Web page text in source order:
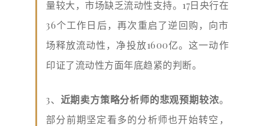
量较大，市场缺乏流动性支持。17日央行在
36个工作日后，再次重启了逆回购，向市
场释放流动性，净投放1600亿。这一动作
印证了流动性方面年底趋紧的判断。
3、 近期卖方策略分析师的悲观预期较浓。
部分前期坚定看多的分析师也开始转空，